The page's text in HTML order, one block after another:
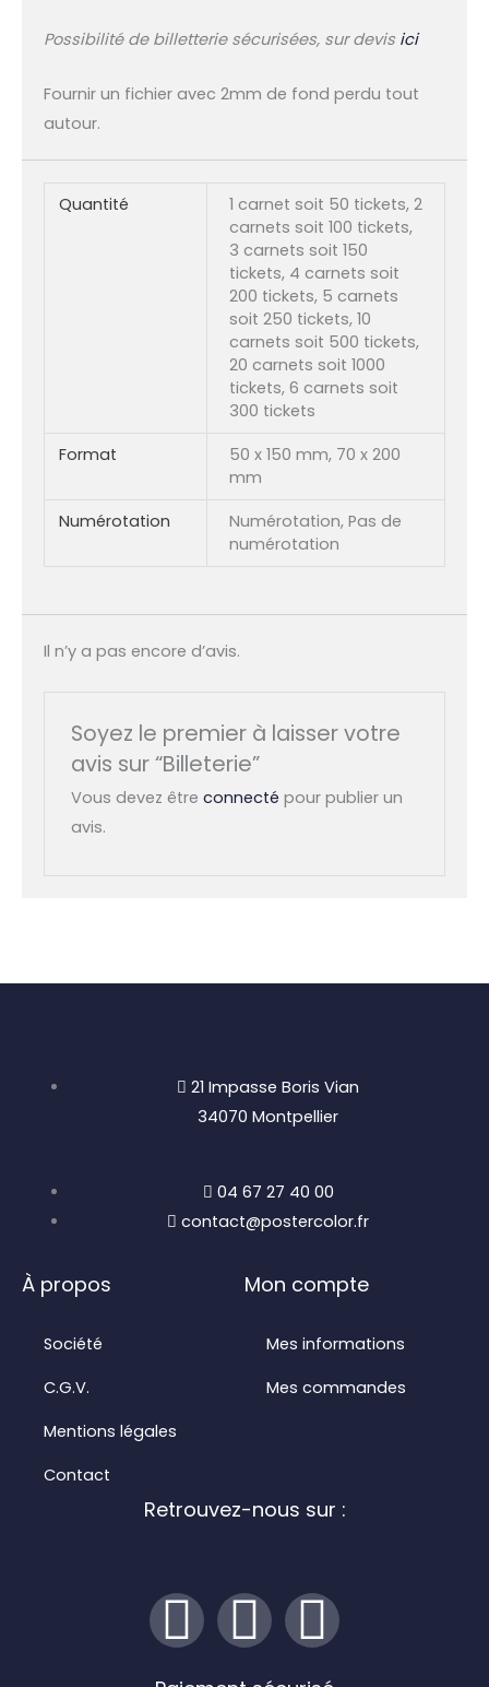
Possibilité de billetterie sécurisées, sur devis ici
Fournir un fichier avec 2mm de fond perdu tout
autour.
Quantité
1 carnet soit 50 tickets, 2
carnets soit 100 tickets,
3 carnets soit 150
tickets, 4 carnets soit
200 tickets, 5 carnets
soit 250 tickets, 10
carnets soit 500 tickets,
20 carnets soit 1000
tickets, 6 carnets soit
300 tickets
Format
50 x 150 mm, 70 x 200
mm
Numérotation
Numérotation, Pas de
numérotation
Il n’y a pas encore d’avis.
Soyez le premier à laisser votre
avis sur “Billeterie”
Vous devez êtreconnecté pour publier un
avis.
21 Impasse Boris Vian
34070 Montpellier
04 67 27 40 00
contact@postercolor.fr
À propos
Société
C.G.V.
Mentions légales
Contact
Mon compte
Mes informations
Mes commandes
Retrouvez-nous sur :
I F L